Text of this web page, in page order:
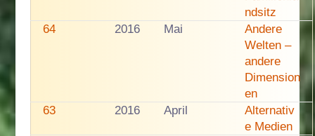
ndsitz
64
2016 Mai
Andere
Welten –
andere
Dimension
en
63
2016 April
Alternativ
e Medien